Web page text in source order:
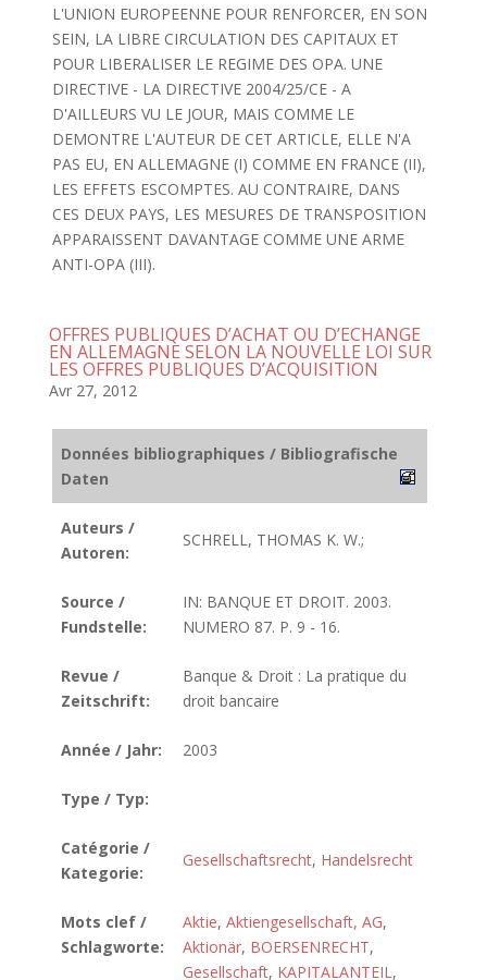
L'UNION EUROPEENNE POUR RENFORCER, EN SON
SEIN, LA LIBRE CIRCULATION DES CAPITAUX ET
POUR LIBERALISER LE REGIME DES OPA. UNE
DIRECTIVE - LA DIRECTIVE 2004/25/CE - A
D'AILLEURS VU LE JOUR, MAIS COMME LE
DEMONTRE L'AUTEUR DE CET ARTICLE, ELLE N'A
PAS EU, EN ALLEMAGNE (I) COMME EN FRANCE (II),
LES EFFETS ESCOMPTES. AU CONTRAIRE, DANS
CES DEUX PAYS, LES MESURES DE TRANSPOSITION
APPARAISSENT DAVANTAGE COMME UNE ARME
ANTI-OPA (III).
OFFRES PUBLIQUES D’ACHAT OU D’ECHANGE
EN ALLEMAGNE SELON LA NOUVELLE LOI SUR
LES OFFRES PUBLIQUES D’ACQUISITION
Avr 27, 2012
Données bibliographiques / Bibliografische
Daten
Auteurs /
Autoren:
SCHRELL, THOMAS K. W.;
Source /
Fundstelle:
IN: BANQUE ET DROIT. 2003.
NUMERO 87. P. 9 - 16.
Revue /
Zeitschrift:
Banque & Droit : La pratique du
droit bancaire
Année / Jahr: 2003
Type / Typ:
Catégorie /
Kategorie:
Gesellschaftsrecht, Handelsrecht
Mots clef /
Schlagworte:
Aktie, Aktiengesellschaft, AG,
Aktionär, BOERSENRECHT,
Gesellschaft, KAPITALANTEIL,